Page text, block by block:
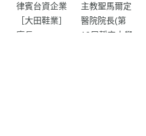
律賓台資企業
［大田鞋業］
廠長
主教聖馬爾定
醫院院長(第
19屆靜宜大學